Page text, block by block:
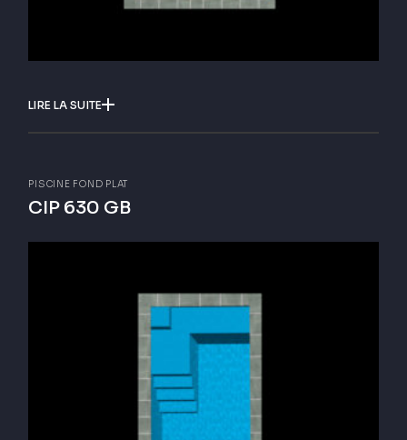
LIRE LA SUITE
PISCINE FOND PLAT
CIP 630 GB